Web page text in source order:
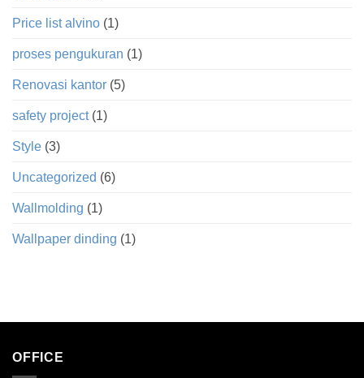
Price list alvino (1)
proses pengukuran (1)
Renovasi kantor (5)
safety project(1)
Style (3)
Uncategorized (6)
Wallmolding (1)
Wallpaper dinding (1)
OFFICE